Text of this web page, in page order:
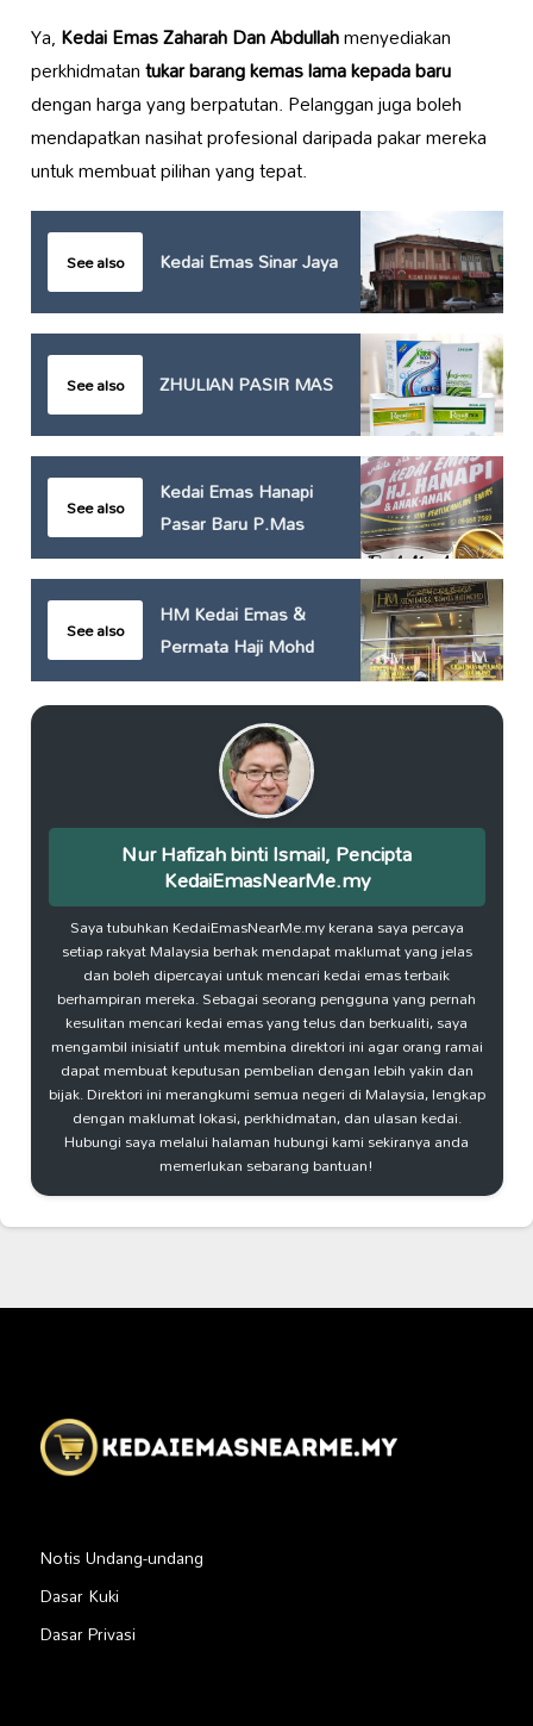
Ya,Kedai Emas Zaharah Dan Abdullahmenyediakan
perkhidmatantukar barang kemas lama kepada baru
dengan harga yang berpatutan. Pelanggan juga boleh
mendapatkan nasihat profesional daripada pakar mereka
untuk membuat pilihan yang tepat.
See also Kedai Emas Sinar Jaya
See also ZHULIAN PASIR MAS
See also
Kedai Emas Hanapi
Pasar Baru P.Mas
See also
HM Kedai Emas &
Permata Haji Mohd
Nur Hafizah binti Ismail, Pencipta
KedaiEmasNearMe.my
Saya tubuhkan KedaiEmasNearMe.my kerana saya percaya
setiap rakyat Malaysia berhak mendapat maklumat yang jelas
dan boleh dipercayai untuk mencari kedai emas terbaik
berhampiran mereka. Sebagai seorang pengguna yang pernah
kesulitan mencari kedai emas yang telus dan berkualiti, saya
mengambil inisiatif untuk membina direktori ini agar orang ramai
dapat membuat keputusan pembelian dengan lebih yakin dan
bijak. Direktori ini merangkumi semua negeri di Malaysia, lengkap
dengan maklumat lokasi, perkhidmatan, dan ulasan kedai.
Hubungi saya melalui halaman hubungi kami sekiranya anda
memerlukan sebarang bantuan!
Notis Undang-undang
Dasar Kuki
Dasar Privasi